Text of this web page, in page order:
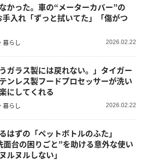
かった。車の“メーターカバー”の
手入れ「ずっと拭いてた」「傷がつ
暮らし 2026.02.22
うガラス製には戻れない。」タイガー
ンレス製フードプロセッサーが洗い
にしてくれる
暮らし 2026.02.22
はずの「ペットボトルのふた」
面台の困りごと”を助ける意外な使い
ルヌルしない」